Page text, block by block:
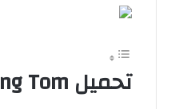
‏تحميل My Talking Tom مهكرة أخر إصدار برابط مباشر مجانًا